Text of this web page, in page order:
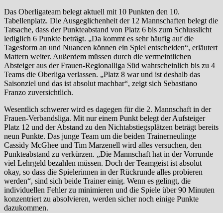
Das Oberligateam belegt aktuell mit 10 Punkten den 10.
Tabellenplatz. Die Ausgeglichenheit der 12 Mannschaften belegt die
Tatsache, dass der Punkteabstand von Platz 6 bis zum Schlusslicht
lediglich 6 Punkte beträgt. „Da kommt es sehr häufig auf die
Tagesform an und Nuancen können ein Spiel entscheiden“, erläutert
Mattern weiter. Außerdem müssen durch die vermeintlichen
Absteiger aus der Frauen-Regionalliga Süd wahrscheinlich bis zu 4
Teams die Oberliga verlassen. „Platz 8 war und ist deshalb das
Saisonziel und das ist absolut machbar“, zeigt sich Sebastiano
Franzo zuversichtlich.
Wesentlich schwerer wird es dagegen für die 2. Mannschaft in der
Frauen-Verbandsliga. Mit nur einem Punkt belegt der Aufsteiger
Platz 12 und der Abstand zu den Nichtabstiegsplätzen beträgt bereits
neun Punkte. Das junge Team um die beiden Trainerneulinge
Cassidy McGhee und Tim Marzenell wird alles versuchen, den
Punkteabstand zu verkürzen. „Die Mannschaft hat in der Vorrunde
viel Lehrgeld bezahlen müssen. Doch der Teamgeist ist absolut
okay, so dass die Spielerinnen in der Rückrunde alles probieren
werden“, sind sich beide Trainer einig. Wenn es gelingt, die
individuellen Fehler zu minimieren und die Spiele über 90 Minuten
konzentriert zu absolvieren, werden sicher noch einige Punkte
dazukommen.